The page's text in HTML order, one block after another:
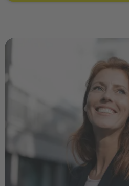
Weiter zu PKV-Wissen